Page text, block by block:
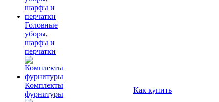
Головные
уборы,
шарфы и
перчатки
Комплекты
фурнитуры
Как купить